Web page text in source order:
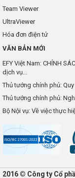
Team Viewer
UltraViewer
Hóa đơn điện tử
VĂN BẢN MỚI
EFY Việt Nam: CHÍNH
dịch vụ...
Thủ tướng chính phủ:
Thủ tướng chính phủ:
Bộ Nội vụ: Về việc thực
2016 © Công ty Cổ